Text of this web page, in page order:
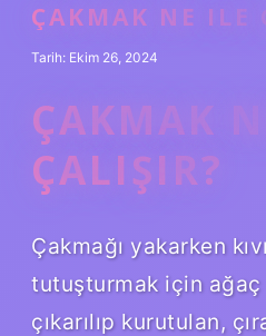
ÇAKMAK NE ILE
Tarih: Ekim 26, 2024
ÇAKMAK
ÇALIŞIR?
Çakmağı yakarken
tutuşturmak için
çıkarılıp kurutulan,